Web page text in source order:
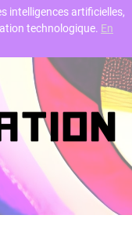
intelligences artificielles,
technologique. En